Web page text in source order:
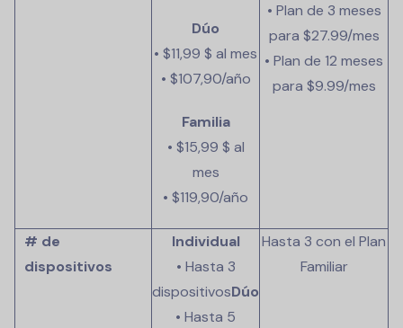
Dúo
• $11,99 $ al mes
• $107,90/año
Familia
• $15,99 $ al
mes
• $119,90/año
• Plan de 3 meses
para $27.99/mes
• Plan de 12 meses
para $9.99/mes
# de
dispositivos
Individual
• Hasta 3
dispositivosDúo
• Hasta 5
Hasta 3 con el Plan
Familiar